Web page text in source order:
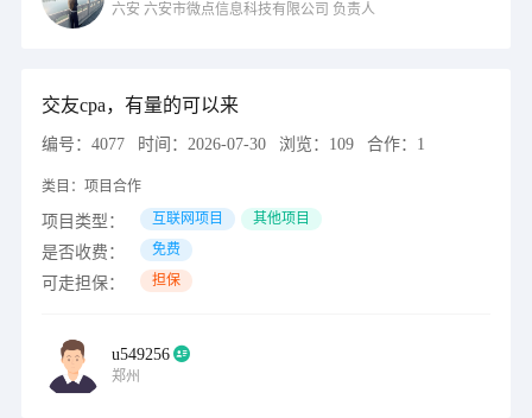
六安 六安市微点信息科技有限公司 负责人
交友cpa，有量的可以来
编号： 4077 时间： 2026-07-30 浏览： 109 合作： 1
类目： 项目合作
项目类型： 互联网项目 其他项目
是否收费： 免费
可走担保： 担保
u549256
郑州